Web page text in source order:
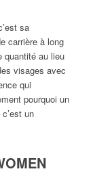
sa
carrière à long
quantité au lieu
visages avec
qui
pourquoi un
un